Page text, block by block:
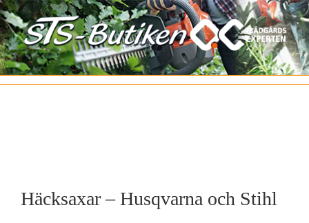
Fortsätt
till
innehållet
Häcksaxar – Husqvarna och Stihl